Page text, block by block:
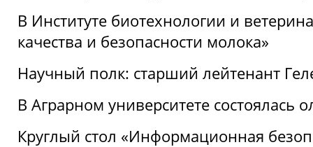
В Институте биотехнологии и
качества и безопасности молока»
Научный полк: старший лейтенант
В Аграрном университете состоялась
Круглый стол «Информационная